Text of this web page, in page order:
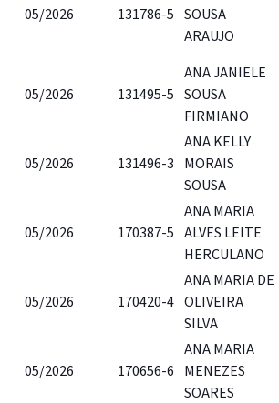
05/2026 131786-5 SOUSA
ARAUJO
05/2026 131495-5
ANA JANIELE
SOUSA
FIRMIANO
05/2026 131496-3
ANA KELLY
MORAIS
SOUSA
05/2026 170387-5
ANA MARIA
ALVES LEITE
HERCULANO
05/2026 170420-4
ANA MARIA DE
OLIVEIRA
SILVA
05/2026 170656-6
ANA MARIA
MENEZES
SOARES